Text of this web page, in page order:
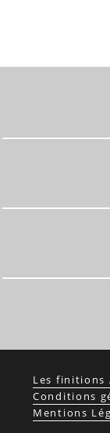
Les finitions
Conditions
Mentions